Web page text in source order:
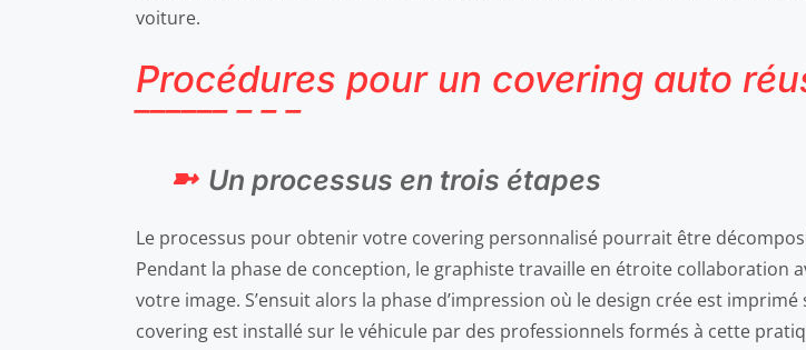
voiture.
Procédures pour un covering auto
Un processus en trois étapes
Le processus pour obtenir votre covering personnalisé pourrait être
Pendant la phase de conception, le graphiste travaille en étroite collaboration
votre image. S’ensuit alors la phase d’impression où le design crée est
covering est installé sur le véhicule par des professionnels formés à cette